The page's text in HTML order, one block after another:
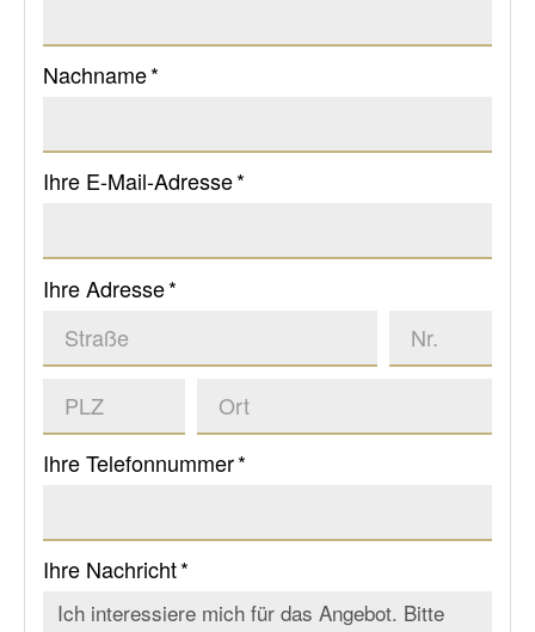
Nachname *
Ihre E-Mail-Adresse *
Ihre Adresse *
Ihre Telefonnummer *
Ihre Nachricht *